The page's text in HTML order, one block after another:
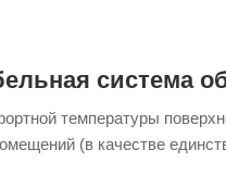
система
температуры
(в качестве